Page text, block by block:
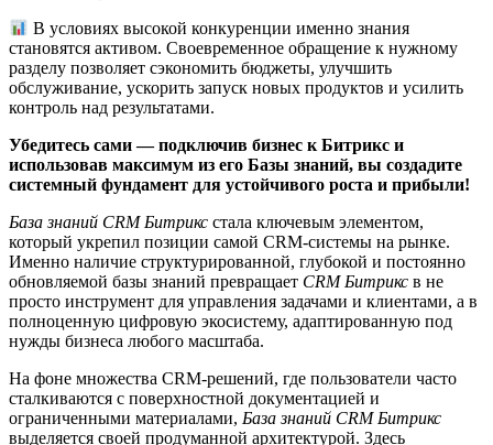
В условиях высокой конкуренции именно знания
становятся активом. Своевременное обращение к нужному
разделу позволяет сэкономить бюджеты, улучшить
обслуживание, ускорить запуск новых продуктов и усилить
контроль над результатами.
Убедитесь сами — подключив бизнес к Битрикс и
использовав максимум из его Базы знаний, вы создадите
системный фундамент для устойчивого роста и прибыли!
База знаний CRM Битрикс стала ключевым элементом,
который укрепил позиции самой CRM-системы на рынке.
Именно наличие структурированной, глубокой и постоянно
обновляемой базы знаний превращает CRM Битрикс в не
просто инструмент для управления задачами и клиентами, а в
полноценную цифровую экосистему, адаптированную под
нужды бизнеса любого масштаба.
На фоне множества CRM-решений, где пользователи часто
сталкиваются с поверхностной документацией и
ограниченными материалами, База знаний CRM Битрикс
выделяется своей продуманной архитектурой. Здесь